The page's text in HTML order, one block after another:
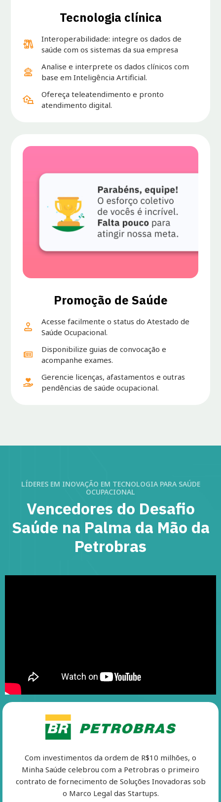
Tecnologia clínica
Interoperabilidade: integre os dados de
saúde com os sistemas da sua empresa
Analise e interprete os dados clínicos com
base em Inteligência Artificial.
Ofereça teleatendimento e pronto
atendimento digital.
Promoção de Saúde
Acesse facilmente o status do Atestado de
Saúde Ocupacional.
Disponibilize guias de convocação e
acompanhe exames.
Gerencie licenças, afastamentos e outras
pendências de saúde ocupacional.
LÍDERES EM INOVAÇÃO EM TECNOLOGIA PARA SAÚDE
OCUPACIONAL
Vencedores do Desafio
Saúde na Palma da Mão da
Petrobras
Com investimentos da ordem de R$10 milhões, o
Minha Saúde celebrou com a Petrobras o primeiro
contrato de fornecimento de Soluções Inovadoras sob
o Marco Legal das Startups.